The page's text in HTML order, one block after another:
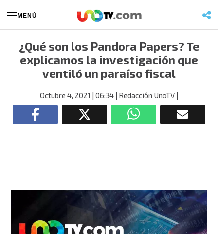
MENÚ
¿Qué son los Pandora Papers? Te
explicamos la investigación que
ventiló un paraíso fiscal
Octubre 4, 2021 | 06:34 | Redacción UnoTV |